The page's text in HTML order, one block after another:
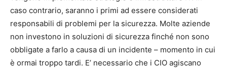
caso contrario, saranno i primi ad essere considerati
responsabili di problemi per la sicurezza. Molte aziende
non investono in soluzioni di sicurezza finché non sono
obbligate a farlo a causa di un incidente – momento in cui
è ormai troppo tardi. E’ necessario che i CIO agiscano